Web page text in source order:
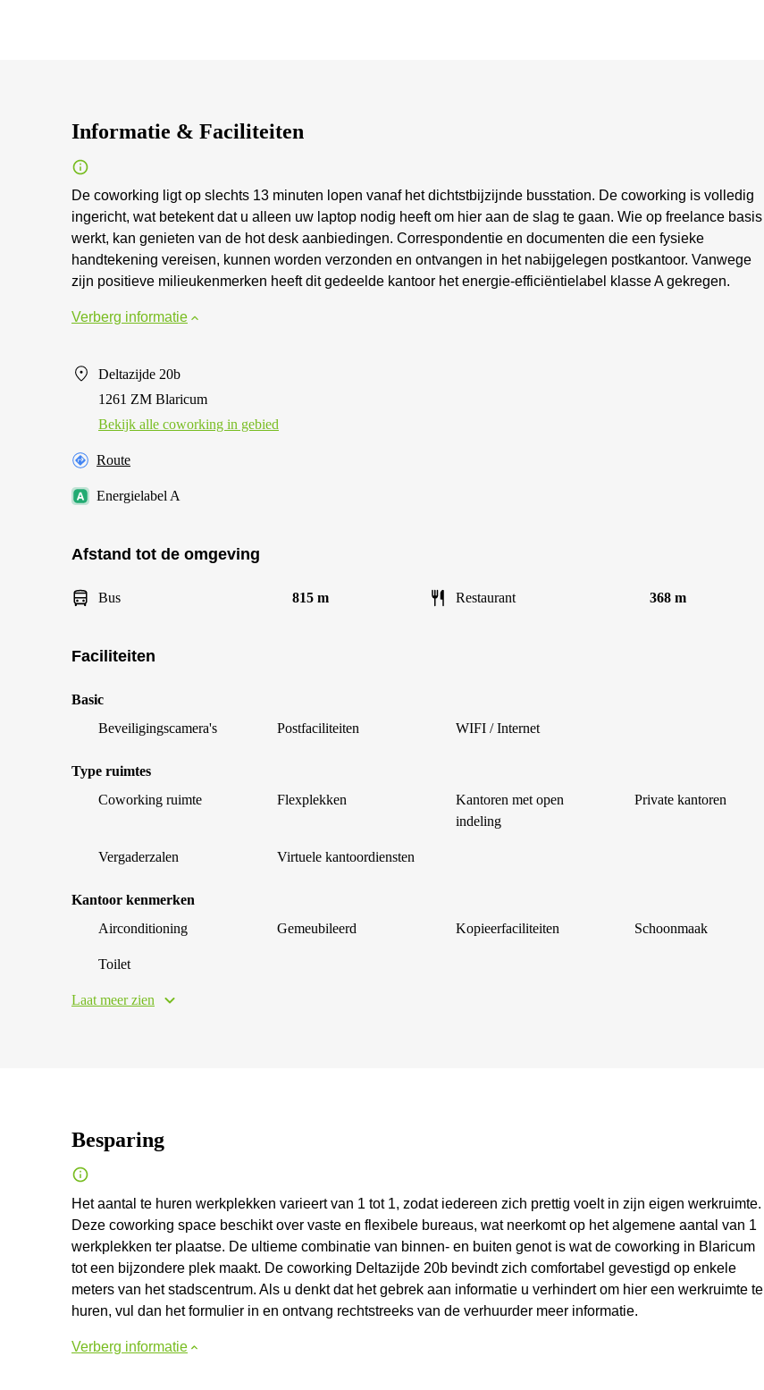
Informatie & Faciliteiten
De coworking ligt op slechts 13 minuten lopen vanaf het dichtstbijzijnde busstation. De coworking is volledig
ingericht, wat betekent dat u alleen uw laptop nodig heeft om hier aan de slag te gaan. Wie op freelance basis
werkt, kan genieten van de hot desk aanbiedingen. Correspondentie en documenten die een fysieke
handtekening vereisen, kunnen worden verzonden en ontvangen in het nabijgelegen postkantoor. Vanwege
zijn positieve milieukenmerken heeft dit gedeelde kantoor het energie-efficiëntielabel klasse A gekregen.
Verberg informatie
Deltazijde 20b
1261 ZM Blaricum
Bekijk alle сoworking in gebied
Route
Energielabel A
Afstand tot de omgeving
Bus 815 m Restaurant 368 m
Faciliteiten
Basic
Beveiligingscamera's
Postfaciliteiten WIFI / Internet
Type ruimtes
Coworking ruimte
Flexplekken
Kantoren met open
indeling
Private kantoren
Vergaderzalen Virtuele kantoordiensten
Kantoor kenmerken
Airconditioning
Gemeubileerd Kopieerfaciliteiten Schoonmaak
Toilet
Laat meer zien
Besparing
Het aantal te huren werkplekken varieert van 1 tot 1, zodat iedereen zich prettig voelt in zijn eigen werkruimte.
Deze coworking space beschikt over vaste en flexibele bureaus, wat neerkomt op het algemene aantal van 1
werkplekken ter plaatse. De ultieme combinatie van binnen- en buiten genot is wat de coworking in Blaricum
tot een bijzondere plek maakt. De coworking Deltazijde 20b bevindt zich comfortabel gevestigd op enkele
meters van het stadscentrum. Als u denkt dat het gebrek aan informatie u verhindert om hier een werkruimte te
huren, vul dan het formulier in en ontvang rechtstreeks van de verhuurder meer informatie.
Verberg informatie